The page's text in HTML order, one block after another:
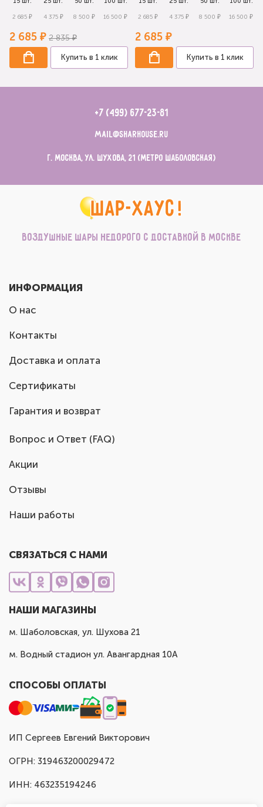
2 685 ₽ 4 375 ₽ 8 500 ₽ 16 500 ₽
2 685 ₽ 2 835 ₽
Купить в 1 клик
2 685 ₽ 4 375 ₽ 8 500 ₽ 16 500 ₽
2 685 ₽
Купить в 1 клик
+7 (499) 677-23-81
mail@sharhouse.ru
г. Москва, ул. Шухова, 21 (метро Шаболовская)
Воздушные шары недорого с доставкой в Москве
ИНФОРМАЦИЯ
О нас
Контакты
Доставка и оплата
Сертификаты
Гарантия и возврат
Вопрос и Ответ (FAQ)
Акции
Отзывы
Наши работы
СВЯЗАТЬСЯ С НАМИ
НАШИ МАГАЗИНЫ
м. Шаболовская, ул. Шухова 21
м. Водный стадион ул. Авангардная 10А
СПОСОБЫ ОПЛАТЫ
ИП Сергеев Евгений Викторович
ОГРН: 319463200029472
ИНН: 463235194246